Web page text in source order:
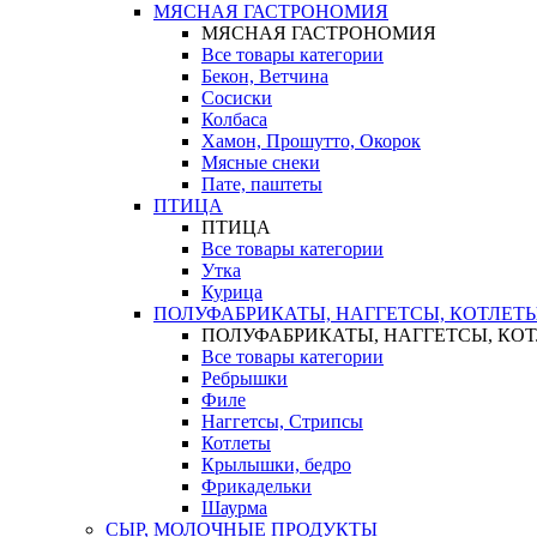
МЯСНАЯ ГАСТРОНОМИЯ
МЯСНАЯ ГАСТРОНОМИЯ
Все товары категории
Бекон, Ветчина
Сосиски
Колбаса
Хамон, Прошутто, Окорок
Мясные снеки
Пате, паштеты
ПТИЦА
ПТИЦА
Все товары категории
Утка
Курица
ПОЛУФАБРИКАТЫ, НАГГЕТСЫ,
ПОЛУФАБРИКАТЫ, НАГГЕТСЫ,
Все товары категории
Ребрышки
Филе
Наггетсы, Стрипсы
Котлеты
Крылышки, бедро
Фрикадельки
Шаурма
СЫР, МОЛОЧНЫЕ ПРОДУКТЫ